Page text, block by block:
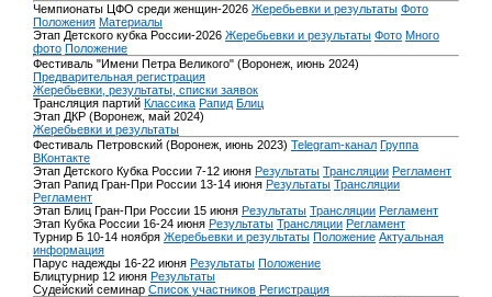
Чемпионаты ЦФО среди женщин-2026 Жеребьевки и результаты Фото
Положения Материалы
Этап Детского кубка России-2026 Жеребьевки и результаты Фото Много
фото Положение
Фестиваль "Имени Петра Великого" (Воронеж, июнь 2024)
Предварительная регистрация
Жеребьевки, результаты, списки заявок
Трансляция партий Классика Рапид Блиц
Этап ДКР (Воронеж, май 2024)
Жеребьевки и результаты
Фестиваль Петровский (Воронеж, июнь 2023) Telegram-канал Группа
ВКонтакте
Этап Детского Кубка России 7-12 июня Результаты Трансляции Регламент
Этап Рапид Гран-При России 13-14 июня Результаты Трансляции
Регламент
Этап Блиц Гран-При России 15 июня Результаты Трансляции Регламент
Этап Кубка России 16-24 июня Результаты Трансляции Регламент
Турнир Б 10-14 ноября Жеребьевки и результаты Положение Актуальная
информация
Парус надежды 16-22 июня Результаты Положение
Блицтурнир 12 июня Результаты
Судейский семинар Список участников Регистрация